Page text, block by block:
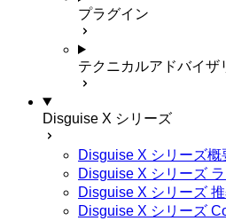
プラグイン
テクニカルアドバイザ
Disguise X シリーズ
Disguise X シリーズ概
Disguise X シリーズ
Disguise X シリーズ
Disguise X シリーズ